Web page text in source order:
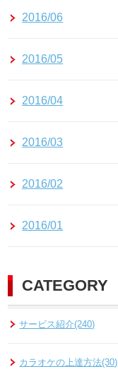
2016/06
2016/05
2016/04
2016/03
2016/02
2016/01
CATEGORY
サービス紹介(240)
カラオケの上達方法(30)